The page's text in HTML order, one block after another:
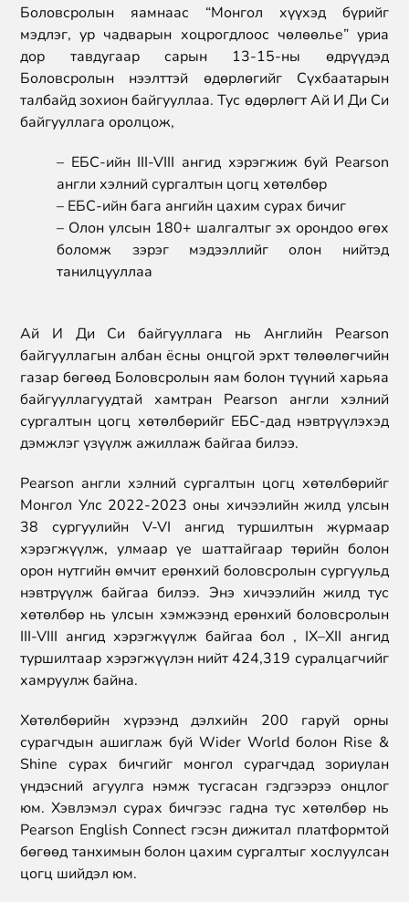
Боловсролын яамнаас “Монгол хүүхэд бүрийг
мэдлэг, ур чадварын хоцрогдлоос чөлөөлье” уриа
дор тавдугаар сарын 13-15-ны өдрүүдэд
Боловсролын нээлттэй өдөрлөгийг Сүхбаатарын
талбайд зохион байгууллаа. Тус өдөрлөгт Ай И Ди Си
байгууллага оролцож,
– ЕБС-ийн III-VIII ангид хэрэгжиж буй Pearson
англи хэлний сургалтын цогц хөтөлбөр
– ЕБС-ийн бага ангийн цахим сурах бичиг
– Олон улсын 180+ шалгалтыг эх орондоо өгөх
боломж зэрэг мэдээллийг олон нийтэд
танилцууллаа
Ай И Ди Си байгууллага нь Английн Pearson
байгууллагын албан ёсны онцгой эрхт төлөөлөгчийн
газар бөгөөд Боловсролын яам болон түүний харьяа
байгууллагуудтай хамтран Pearson англи хэлний
сургалтын цогц хөтөлбөрийг ЕБС-дад нэвтрүүлэхэд
дэмжлэг үзүүлж ажиллаж байгаа билээ.
Pearson англи хэлний сургалтын цогц хөтөлбөрийг
Монгол Улс 2022-2023 оны хичээлийн жилд улсын
38 сургуулийн V-VI ангид туршилтын журмаар
хэрэгжүүлж, улмаар үе шаттайгаар төрийн болон
орон нутгийн өмчит ерөнхий боловсролын сургуульд
нэвтрүүлж байгаа билээ. Энэ хичээлийн жилд тус
хөтөлбөр нь улсын хэмжээнд ерөнхий боловсролын
III-VIII ангид хэрэгжүүлж байгаа бол , IX–XII ангид
туршилтаар хэрэгжүүлэн нийт 424,319 суралцагчийг
хамруулж байна.
Хөтөлбөрийн хүрээнд дэлхийн 200 гаруй орны
сурагчдын ашиглаж буй Wider World болон Rise &
Shine сурах бичгийг монгол сурагчдад зориулан
үндэсний агуулга нэмж тусгасан гэдгээрээ онцлог
юм. Хэвлэмэл сурах бичгээс гадна тус хөтөлбөр нь
Pearson English Connect гэсэн дижитал платформтой
бөгөөд танхимын болон цахим сургалтыг хослуулсан
цогц шийдэл юм.